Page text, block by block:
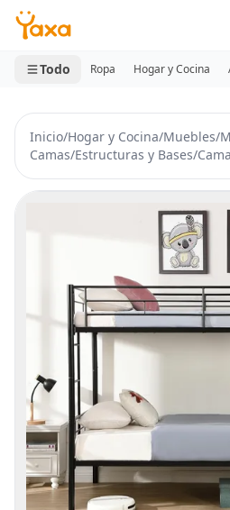
MINI CARRITO
0 productos
Todo Ropa Hogar y Cocina
Inicio/Hogar y Cocina/Muebles/
Camas/Estructuras y Bases/